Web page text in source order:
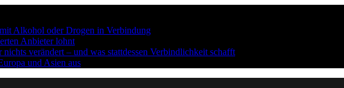
Alkohol oder Drogen in Verbindung
Anbieter lohnt
verändert – und was stattdessen Verbindlichkeit schafft
und Asien aus